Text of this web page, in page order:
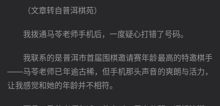
（文章转自普洱棋苑）
我拨通马苓老师手机后，一度疑心打错了号码。
我联系的是普洱市首届围棋邀请赛年龄最高的特邀棋手
——马苓老师已年逾古稀，但手机那头声音的爽朗与活力，
让我感觉和她的年龄并不相符。